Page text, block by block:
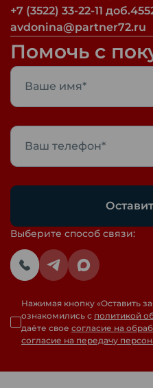
+7 (3522) 33-22-11
avdonina@partner72.ru
Помочь с
Выберите способ связи:
Нажимая кнопку «Оставить
ознакомились с политикой
даёте свое согласие на
согласие на передачу